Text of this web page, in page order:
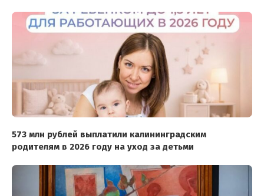
573 млн рублей выплатили калининградским
родителям в 2026 году на уход за детьми